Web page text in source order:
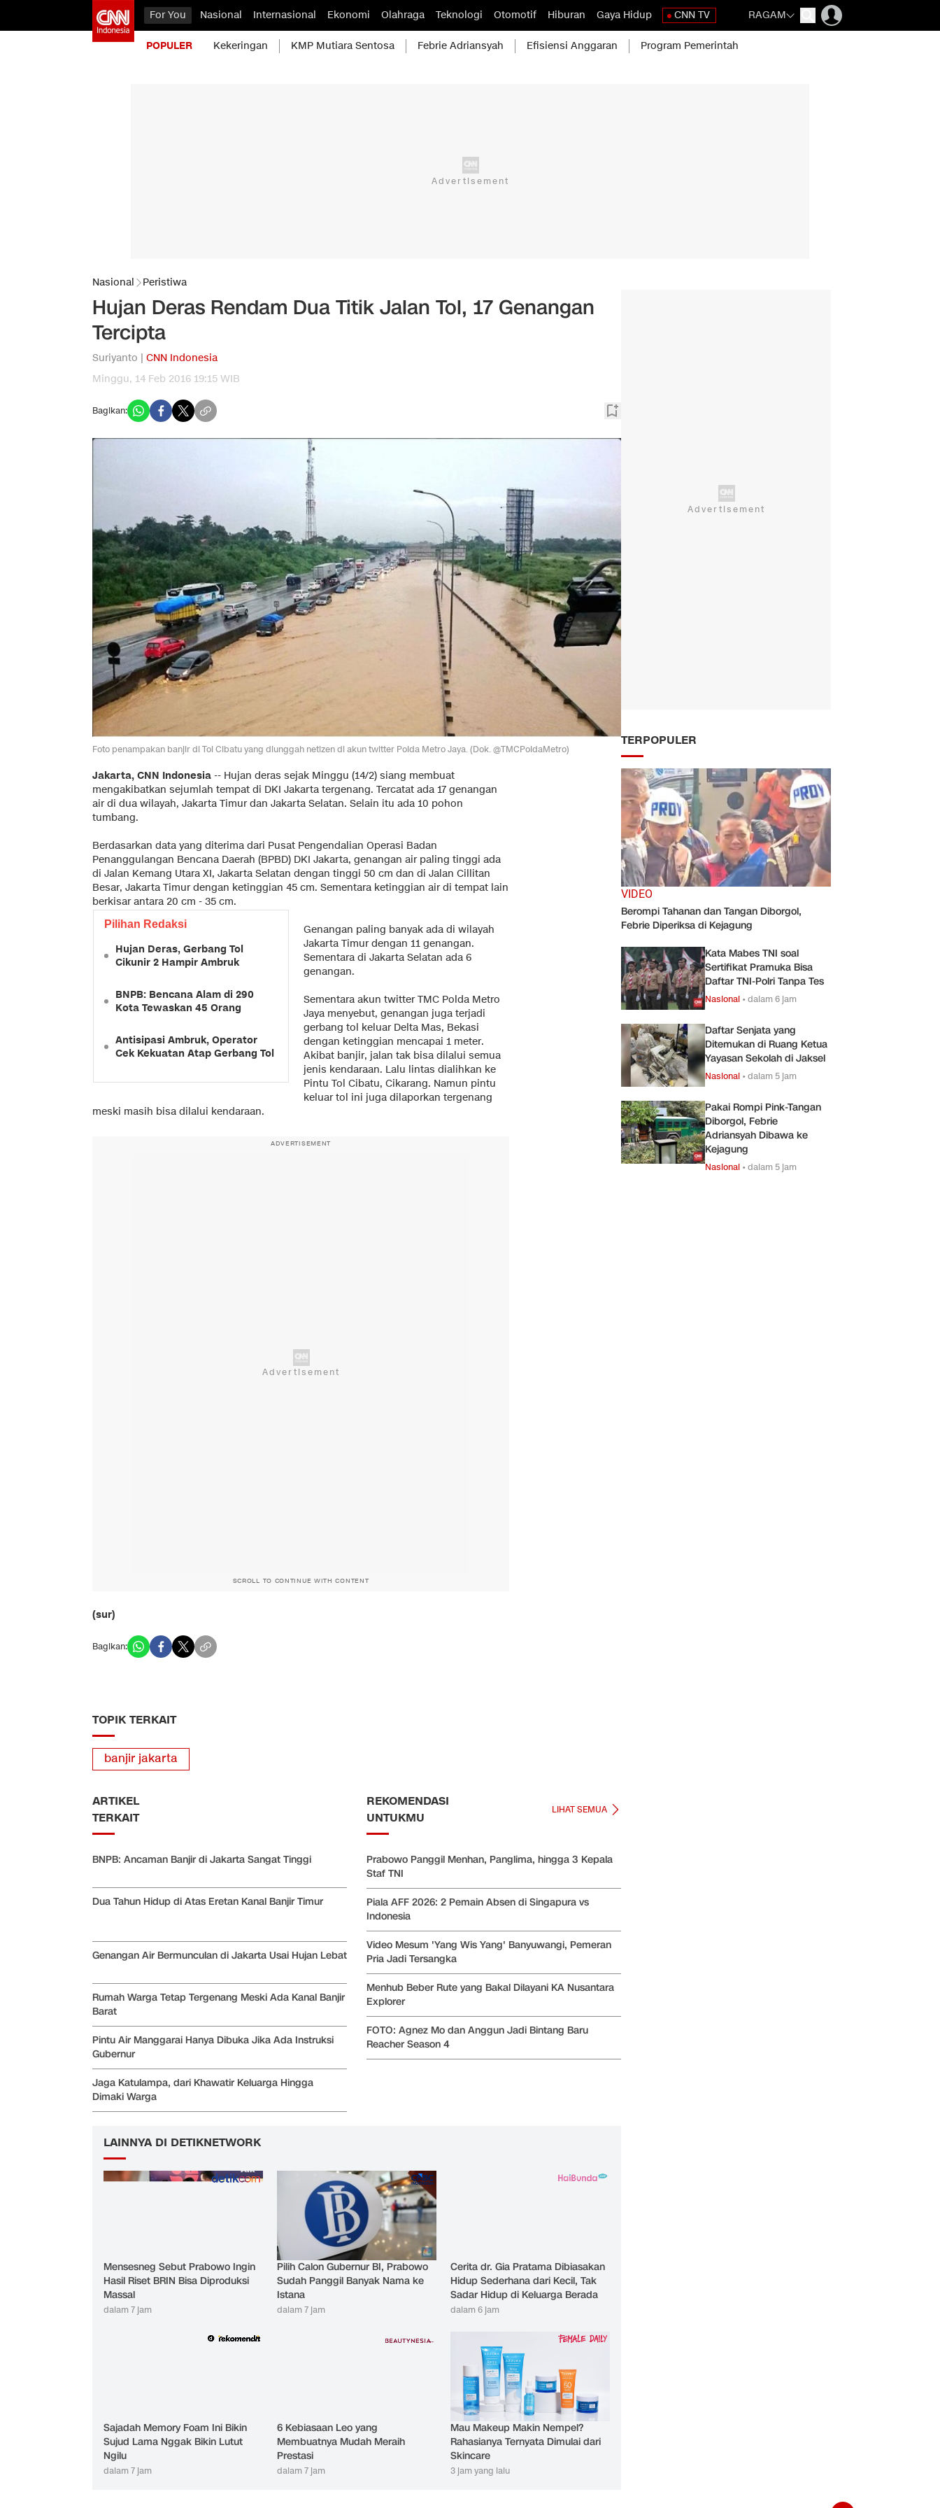
For You Nasional Internasional Ekonomi Olahraga Teknologi Otomotif Hiburan Gaya Hidup CNN TV RAGAM
POPULER Kekeringan KMP Mutiara Sentosa Febrie Adriansyah Efisiensi Anggaran Program Pemerintah
Nasional Peristiwa
Hujan Deras Rendam Dua Titik Jalan Tol, 17 Genangan
Tercipta
Suriyanto | CNN Indonesia
Minggu, 14 Feb 2016 19:15 WIB
Bagikan:
Foto penampakan banjir di Tol Cibatu yang diunggah netizen di akun twitter Polda Metro Jaya. (Dok. @TMCPoldaMetro)
Jakarta, CNN Indonesia -- Hujan deras sejak Minggu (14/2) siang membuat
mengakibatkan sejumlah tempat di DKI Jakarta tergenang. Tercatat ada 17 genangan
air di dua wilayah, Jakarta Timur dan Jakarta Selatan. Selain itu ada 10 pohon
tumbang.
Berdasarkan data yang diterima dari Pusat Pengendalian Operasi Badan
Penanggulangan Bencana Daerah (BPBD) DKI Jakarta, genangan air paling tinggi ada
di Jalan Kemang Utara XI, Jakarta Selatan dengan tinggi 50 cm dan di Jalan Cillitan
Besar, Jakarta Timur dengan ketinggian 45 cm. Sementara ketinggian air di tempat lain
berkisar antara 20 cm - 35 cm.
Pilihan Redaksi
Hujan Deras, Gerbang Tol
Cikunir 2 Hampir Ambruk
BNPB: Bencana Alam di 290
Kota Tewaskan 45 Orang
Antisipasi Ambruk, Operator
Cek Kekuatan Atap Gerbang Tol
Genangan paling banyak ada di wilayah
Jakarta Timur dengan 11 genangan.
Sementara di Jakarta Selatan ada 6
genangan.
Sementara akun twitter TMC Polda Metro
Jaya menyebut, genangan juga terjadi
gerbang tol keluar Delta Mas, Bekasi
dengan ketinggian mencapai 1 meter.
Akibat banjir, jalan tak bisa dilalui semua
jenis kendaraan. Lalu lintas dialihkan ke
Pintu Tol Cibatu, Cikarang. Namun pintu
keluar tol ini juga dilaporkan tergenang
meski masih bisa dilalui kendaraan.
ADVERTISEMENT
SCROLL TO CONTINUE WITH CONTENT
(sur)
Bagikan:
TOPIK TERKAIT
banjir jakarta
ARTIKEL
TERKAIT
BNPB: Ancaman Banjir di Jakarta Sangat Tinggi
Dua Tahun Hidup di Atas Eretan Kanal Banjir Timur
Genangan Air Bermunculan di Jakarta Usai Hujan Lebat
Rumah Warga Tetap Tergenang Meski Ada Kanal Banjir
Barat
Pintu Air Manggarai Hanya Dibuka Jika Ada Instruksi
Gubernur
Jaga Katulampa, dari Khawatir Keluarga Hingga
Dimaki Warga
REKOMENDASI
UNTUKMU
LIHAT SEMUA
Prabowo Panggil Menhan, Panglima, hingga 3 Kepala
Staf TNI
Piala AFF 2026: 2 Pemain Absen di Singapura vs
Indonesia
Video Mesum 'Yang Wis Yang' Banyuwangi, Pemeran
Pria Jadi Tersangka
Menhub Beber Rute yang Bakal Dilayani KA Nusantara
Explorer
FOTO: Agnez Mo dan Anggun Jadi Bintang Baru
Reacher Season 4
LAINNYA DI DETIKNETWORK
Mensesneg Sebut Prabowo Ingin
Hasil Riset BRIN Bisa Diproduksi
Massal
dalam 7 jam
Pilih Calon Gubernur BI, Prabowo
Sudah Panggil Banyak Nama ke
Istana
dalam 7 jam
Cerita dr. Gia Pratama Dibiasakan
Hidup Sederhana dari Kecil, Tak
Sadar Hidup di Keluarga Berada
dalam 6 jam
Sajadah Memory Foam Ini Bikin
Sujud Lama Nggak Bikin Lutut
Ngilu
dalam 7 jam
6 Kebiasaan Leo yang
Membuatnya Mudah Meraih
Prestasi
dalam 7 jam
Mau Makeup Makin Nempel?
Rahasianya Ternyata Dimulai dari
Skincare
3 jam yang lalu
TERPOPULER
VIDEO
Berompi Tahanan dan Tangan Diborgol,
Febrie Diperiksa di Kejagung
Kata Mabes TNI soal
Sertifikat Pramuka Bisa
Daftar TNI-Polri Tanpa Tes
Nasional •dalam 6 jam
Daftar Senjata yang
Ditemukan di Ruang Ketua
Yayasan Sekolah di Jaksel
Nasional •dalam 5 jam
Pakai Rompi Pink-Tangan
Diborgol, Febrie
Adriansyah Dibawa ke
Kejagung
Nasional •dalam 5 jam